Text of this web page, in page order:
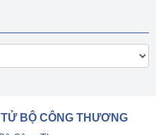
BỘ CÔNG THƯƠNG